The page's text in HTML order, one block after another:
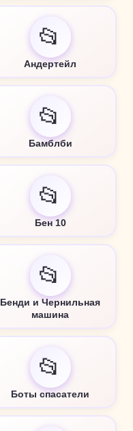
📂
Андертейл
📂
Бамблби
📂
Бен 10
📂
Бенди и Чернильная
машина
📂
Боты спасатели